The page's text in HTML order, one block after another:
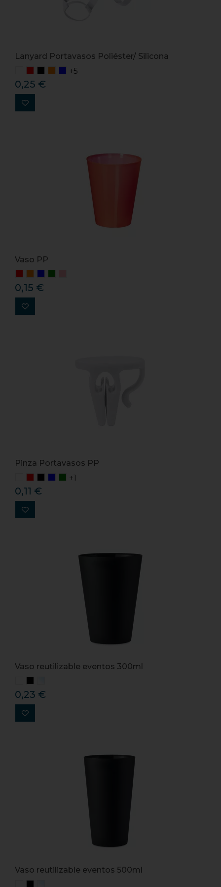
Lanyard Portavasos Poliéster/ Silicona
+5
0,25 €
Vaso PP
0,15 €
Pinza Portavasos PP
+1
0,11 €
Vaso reutilizable eventos 300ml
0,23 €
Vaso reutilizable eventos 500ml